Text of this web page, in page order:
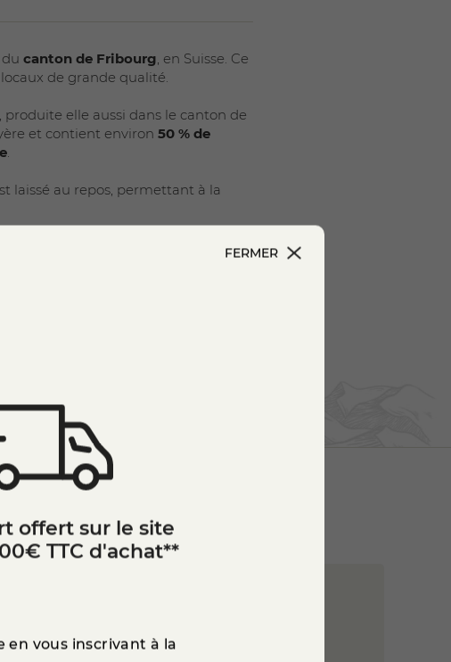
canton de Fribourg, en Suisse. Ce
de grande qualité.
, produite elle aussi dans le canton de
et contient environ 50 % de
.
laissé au repos, permettant à la
de la crème double. Elles
et s’adresse aux amateurs de
sont idéales pour découvrir ou
FERMER
offert sur le site
TTC d'achat**
en vous inscrivant à la